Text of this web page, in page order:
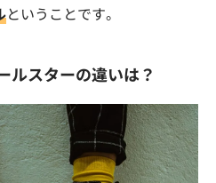
ということです。
ルスターの違いは？